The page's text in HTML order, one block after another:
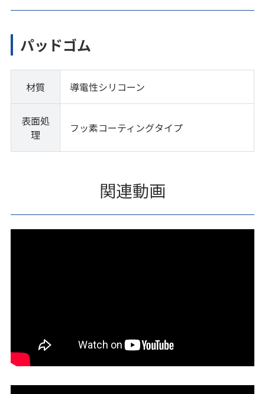
パッドゴム
材質 導電性シリコーン
表面処
理
フッ素コーティングタイプ
関連動画